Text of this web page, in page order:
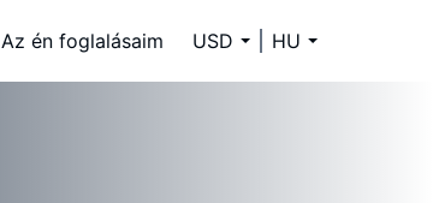
Az én foglalásaim USD HU